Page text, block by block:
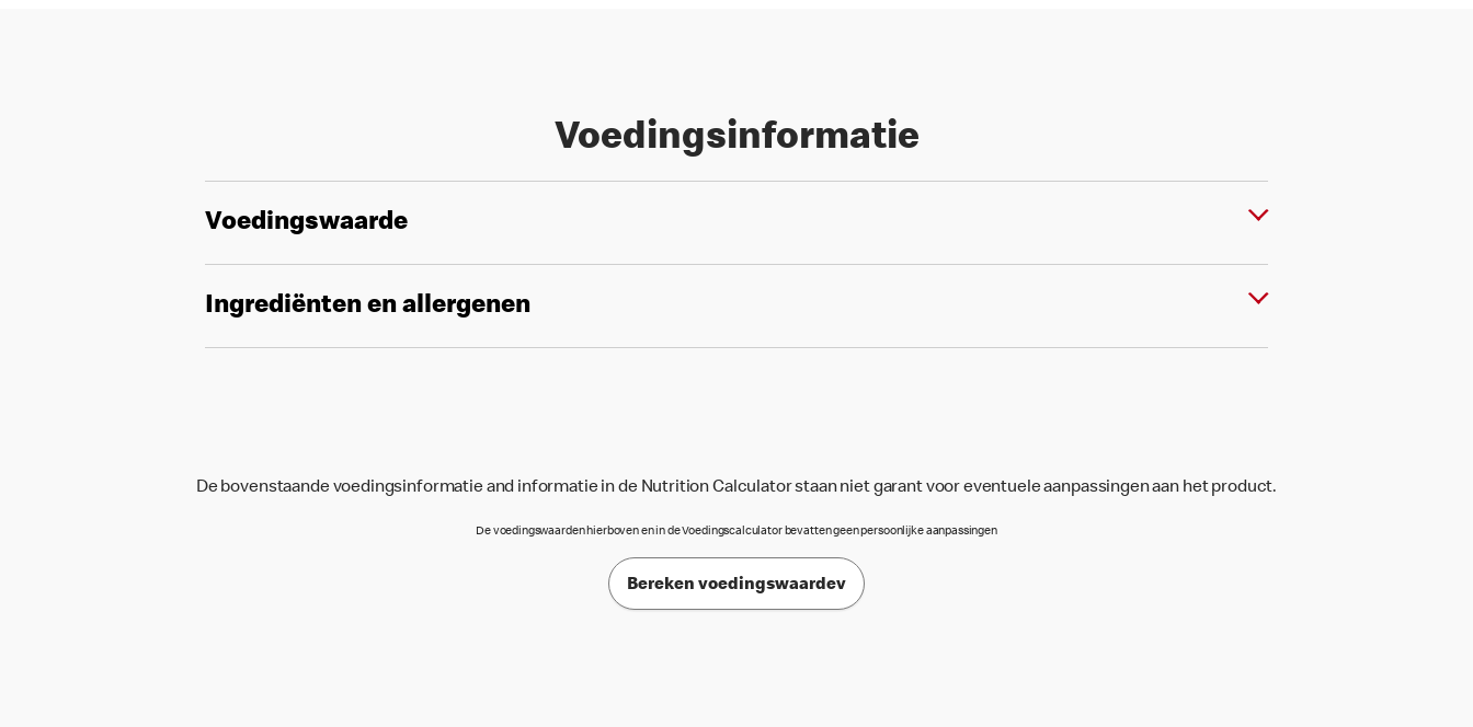
Voedingsinformatie
Voedingswaarde
Ingrediënten en allergenen
De bovenstaande voedingsinformatie and informatie in de Nutrition Calculator staan niet garant voor eventuele aanpassingen aan het product.
De voedingswaarden hierboven en in de Voedingscalculator bevatten geen persoonlijke aanpassingen
Bereken voedingswaardev